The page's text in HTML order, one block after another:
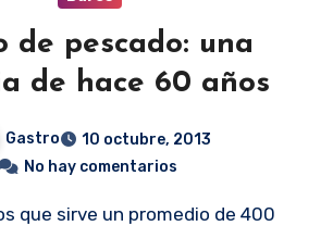
de pescado: una
de hace 60 años
Gastro
10 octubre, 2013
No hay comentarios